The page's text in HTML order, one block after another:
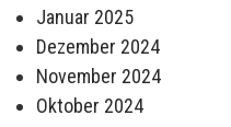
Januar 2025
Dezember 2024
November 2024
Oktober 2024